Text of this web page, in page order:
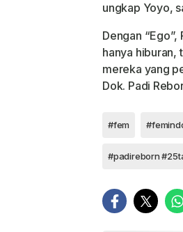
ungkap Yoyo,
Dengan
hanya hiburan,
mereka yang
Dok. Padi
#fem